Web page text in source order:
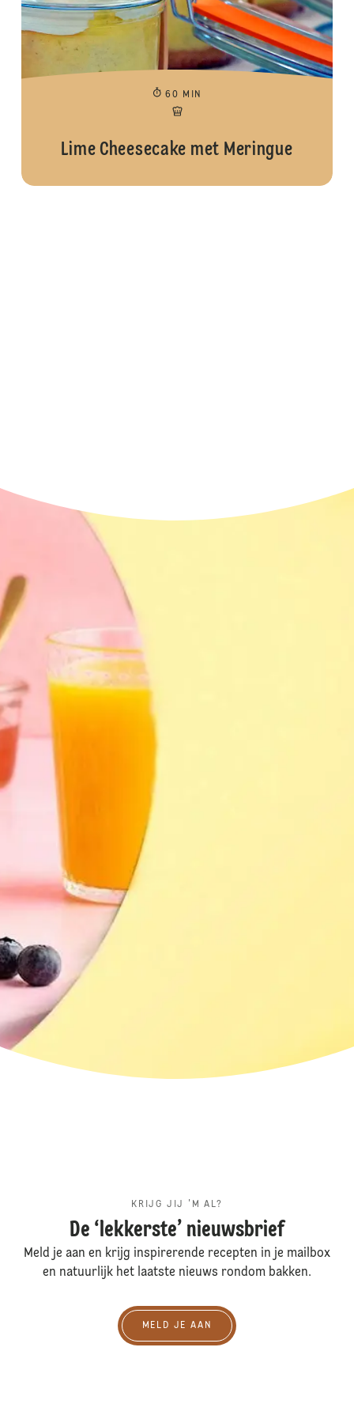
60 MIN
Lime Cheesecake met Meringue
KRIJG JIJ 'M AL?
De ‘lekkerste’ nieuwsbrief
Meld je aan en krijg inspirerende recepten in je mailbox
en natuurlijk het laatste nieuws rondom bakken.
MELD JE AAN